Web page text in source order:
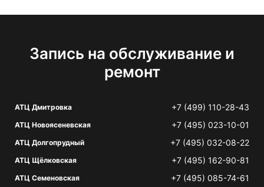
Запись на обслуживание и
ремонт
АТЦ Дмитровка +7 (499) 110-28-43
АТЦ Новоясеневская +7 (495) 023-10-01
АТЦ Долгопрудный +7 (495) 032-08-22
АТЦ Щёлковская +7 (495) 162-90-81
АТЦ Семеновская +7 (495) 085-74-61